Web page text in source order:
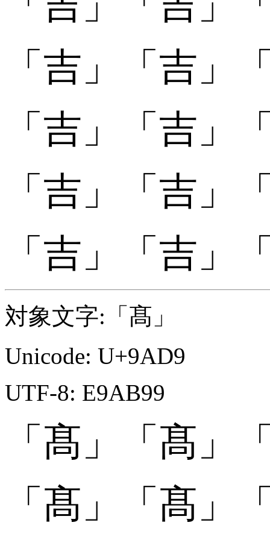
「吉󠄄」 「吉󠄄」
「吉󠄅」 「吉󠄅」
「吉󠄆」 「吉󠄆」
「吉󠄇」 「吉󠄇」
対象文字:「髙」
Unicode: U+9AD9
UTF-8: E9AB99
「髙」 「髙」
「髙󠄀」 「髙󠄀」